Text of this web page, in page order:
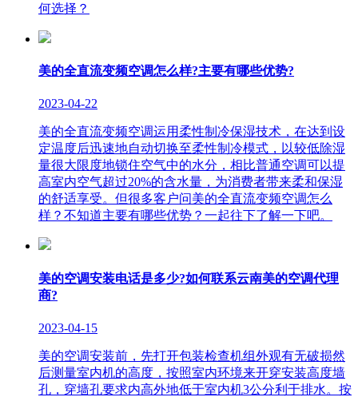
何选择？
美的全直流变频空调怎么样?主要有哪些优势?
2023-04-22
美的全直流变频空调运用柔性制冷保湿技术，在达到设
定温度后迅速地自动切换至柔性制冷模式，以较低除湿
量很大限度地锁住空气中的水分，相比普通空调可以提
高室内空气超过20%的含水量，为消费者带来柔和保湿
的舒适享受。但很多客户问美的全直流变频空调怎么
样？不知道主要有哪些优势？一起往下了解一下吧。
美的空调安装电话是多少?如何联系云南美的空调代理
商?
2023-04-15
美的空调安装前，先打开包装检查机组外观有无破损然
后测量室内机的高度，按照室内环境来开穿安装高度墙
孔，穿墙孔要求内高外地低于室内机3公分利于排水。按